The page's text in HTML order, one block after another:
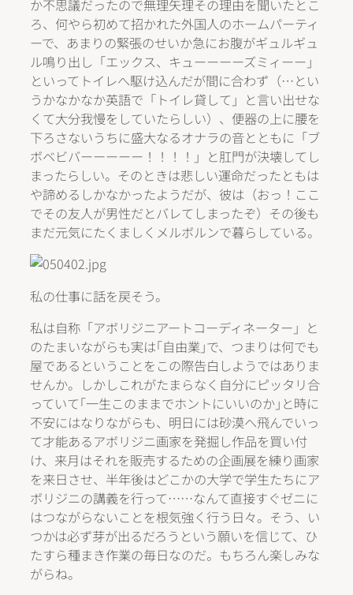
か不思議だったので無理矢理その理由を聞いたとこ
ろ、何やら初めて招かれた外国人のホームパーティ
ーで、あまりの緊張のせいか急にお腹がギュルギュ
ル鳴り出し「エックス、キューーーーズミィーー」
といってトイレへ駆け込んだが間に合わず（…とい
うかなかなか英語で「トイレ貸して」と言い出せな
くて大分我慢をしていたらしい）、便器の上に腰を
下ろさないうちに盛大なるオナラの音とともに「ブ
ボベビバーーーーー！！！！」と肛門が決壊してし
まったらしい。そのときは悲しい運命だったともは
や諦めるしかなかったようだが、彼は（おっ！ここ
でその友人が男性だとバレてしまったぞ）その後も
まだ元気にたくましくメルボルンで暮らしている。
私の仕事に話を戻そう。
私は自称「アボリジニアートコーディネーター」と
のたまいながらも実は｢自由業｣で、つまりは何でも
屋であるということをこの際告白しようではありま
せんか。しかしこれがたまらなく自分にピッタリ合
っていて｢一生このままでホントにいいのか｣と時に
不安にはなりながらも、明日には砂漠へ飛んでいっ
て才能あるアボリジニ画家を発掘し作品を買い付
け、来月はそれを販売するための企画展を練り画家
を来日させ、半年後はどこかの大学で学生たちにア
ボリジニの講義を行って……なんて直接すぐゼニに
はつながらないことを根気強く行う日々。そう、い
つかは必ず芽が出るだろうという願いを信じて、ひ
たすら種まき作業の毎日なのだ。もちろん楽しみな
がらね。